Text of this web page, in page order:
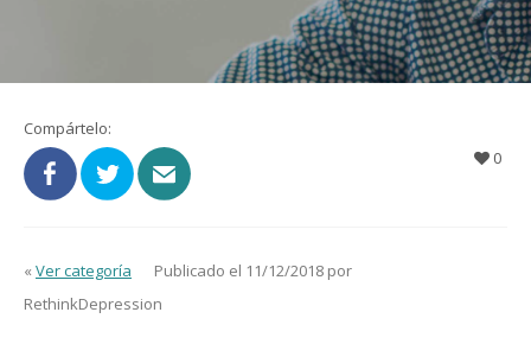
Compártelo:
0
« Ver categoría
Publicado el 11/12/2018 por
RethinkDepression